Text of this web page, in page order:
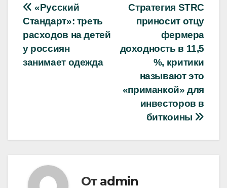
Навигация
по
записям
Стратегия STRC
приносит отцу
фермера
доходность в 11,5
%, критики
называют это
«приманкой» для
инвесторов в
биткоины
«Русский
Стандарт»: треть
расходов на детей
у россиян
занимает одежда
От admin